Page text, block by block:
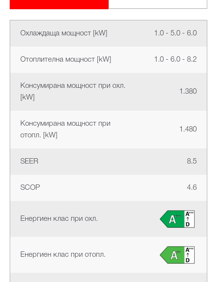
Охлаждаща мощност [kW] 1.0 - 5.0 - 6.0
Отоплителна мощност [kW] 1.0 - 6.0 - 8.2
Консумирана мощност при охл.
[kW]
1.380
Консумирана мощност при
отопл. [kW]
1.480
SEER 8.5
SCOP 4.6
Енергиен клас при охл.
Енергиен клас при отопл.